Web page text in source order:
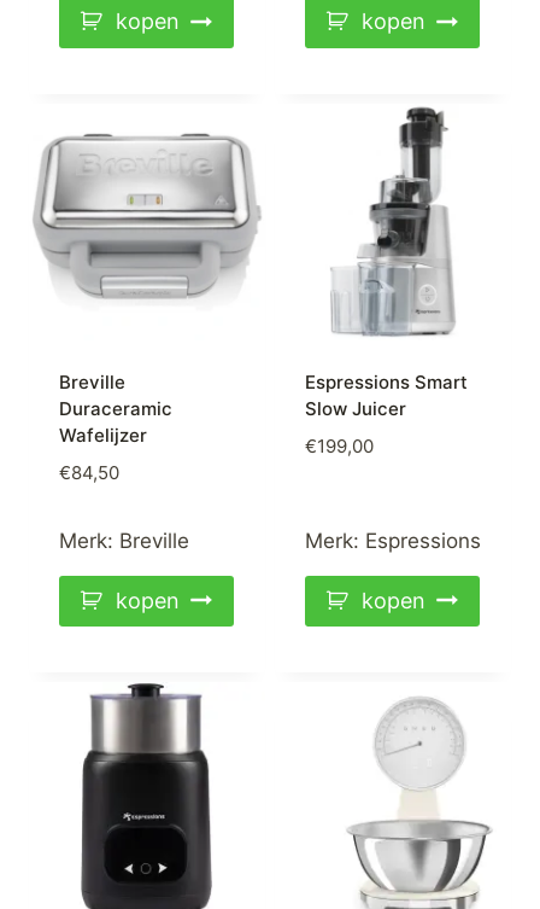
kopen kopen
Breville
Duraceramic
Wafelijzer
€84,50
Merk: Breville
kopen
Espressions Smart
Slow Juicer
€199,00
Merk: Espressions
kopen